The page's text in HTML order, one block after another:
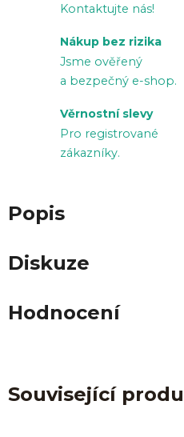
Kontaktujte nás!
Nákup bez rizika
Jsme ověřený
a bezpečný e-shop.
Věrnostní slevy
Pro registrované
zákazníky.
Popis
Diskuze
Hodnocení
Související